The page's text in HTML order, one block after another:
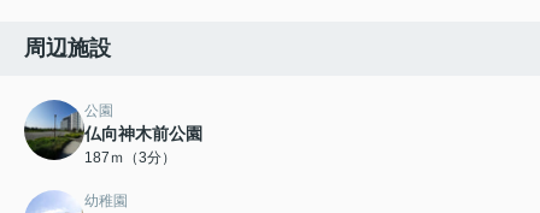
周辺施設
公園
仏向神木前公園
187ｍ（3分）
幼稚園